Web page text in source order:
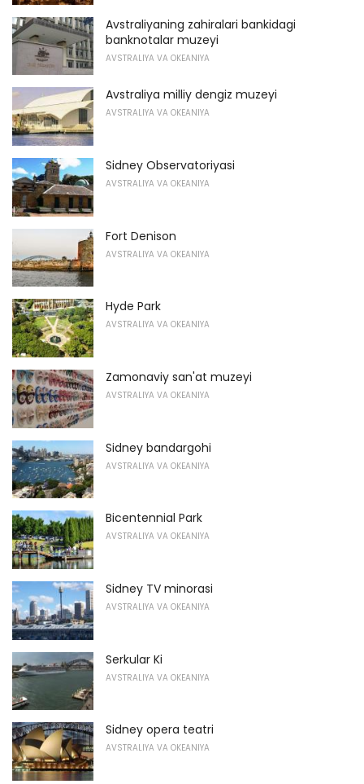
Avstraliyaning zahiralari bankidagi
banknotalar muzeyi
AVSTRALIYA VA OKEANIYA
Avstraliya milliy dengiz muzeyi
AVSTRALIYA VA OKEANIYA
Sidney Observatoriyasi
AVSTRALIYA VA OKEANIYA
Fort Denison
AVSTRALIYA VA OKEANIYA
Hyde Park
AVSTRALIYA VA OKEANIYA
Zamonaviy san'at muzeyi
AVSTRALIYA VA OKEANIYA
Sidney bandargohi
AVSTRALIYA VA OKEANIYA
Bicentennial Park
AVSTRALIYA VA OKEANIYA
Sidney TV minorasi
AVSTRALIYA VA OKEANIYA
Serkular Ki
AVSTRALIYA VA OKEANIYA
Sidney opera teatri
AVSTRALIYA VA OKEANIYA